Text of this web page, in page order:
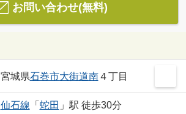
お問い合わせ(無料)
宮城県石巻市大街道南４丁目
仙石線 「 蛇田 」駅 徒歩30分